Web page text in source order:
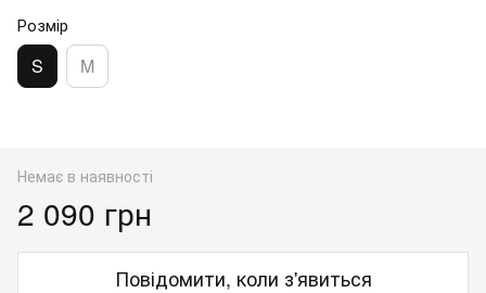
Розмір
S M
Немає в наявності
2 090 грн
Повідомити, коли з'явиться